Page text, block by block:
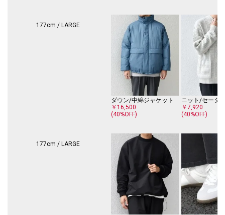
生地の厚み：厚手
※末永く愛用頂く為に、アテンションタグ・洗濯ネームを必ずご確認の
※撮影環境による光の当たり具合やパソコン・スマートフォンなどの閲覧
商品の色味は商品単体で撮影した画像をご参照ください。
実際の商品と仕様、加工、サイズが若干異なる場合がございます。
177cm / LARGE
ダウン/中綿ジャケット
￥16,500
(40%OFF)
ニット/セータ
￥7,920
(40%OFF)
177cm / LARGE